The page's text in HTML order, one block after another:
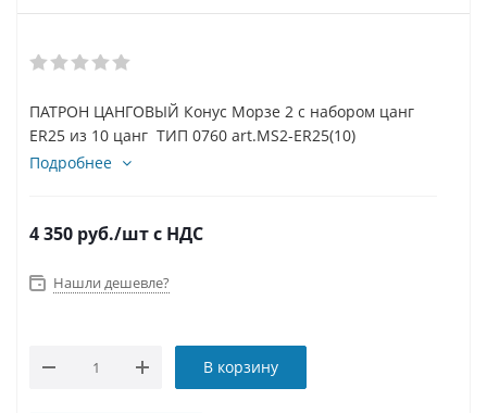
ПАТРОН ЦАНГОВЫЙ Конус Морзе 2 с набором цанг
ER25 из 10 цанг ТИП 0760 art.MS2-ER25(10)
Подробнее
4 350 руб./штс НДС
Нашли дешевле?
В корзину